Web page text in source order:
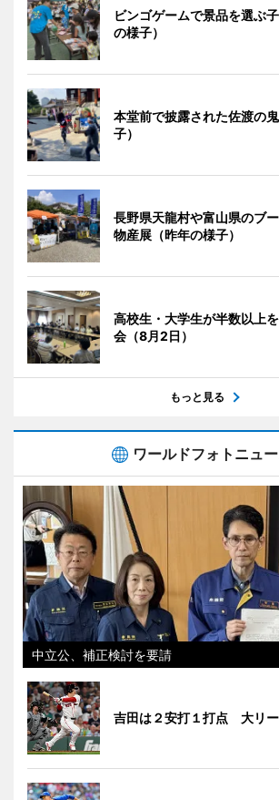
ビンゴゲームで景品を選ぶ
の様子）
本堂前で披露された佐渡の
子）
長野県天龍村や富山県のブ
物産展（昨年の様子）
高校生・大学生が半数以上
会（8月2日）
もっと見る
ワールドフォトニュ
中立公、補正検討を要請
吉田は２安打１打点 大リ